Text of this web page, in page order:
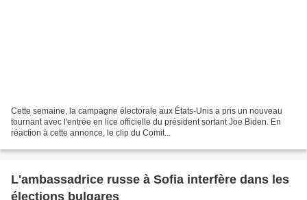
Cette semaine, la campagne électorale aux États-Unis a pris un nouveau
tournant avec l'entrée en lice officielle du président sortant Joe Biden. En
réaction à cette annonce, le clip du Comit...
L'ambassadrice russe à Sofia interfère dans les
élections bulgares